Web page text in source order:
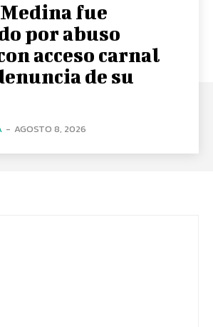
fue
por abuso
acceso carnal
de su
- AGOSTO 8, 2026